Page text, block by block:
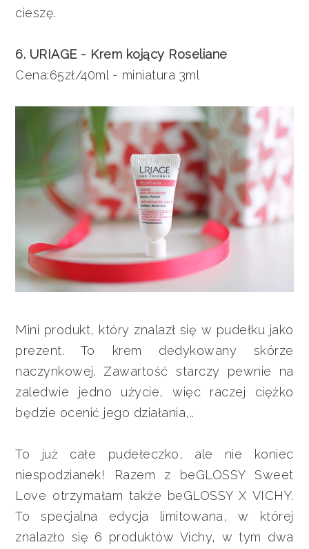
cieszę.
6. URIAGE - Krem kojący Roseliane
Cena:65zł/40ml - miniatura 3ml
Mini produkt, który znalazł się w pudełku jako
prezent. To krem dedykowany skórze
naczynkowej. Zawartość starczy pewnie na
zaledwie jedno użycie, więc raczej ciężko
będzie ocenić jego działania,..
To już całe pudełeczko, ale nie koniec
niespodzianek! Razem z beGLOSSY Sweet
Love otrzymałam także beGLOSSY X VICHY.
To specjalna edycja limitowana, w której
znalazło się 6 produktów Vichy, w tym dwa